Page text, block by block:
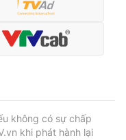
không có sự chấp
khi phát hành lại